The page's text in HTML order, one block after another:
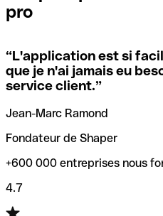
locales.
Si vous n'êtes pas sûr du
utiliser, nous avons
codes SWIFT par nom de
vérification/recherche de
trouver et vérifier vos codes
transferts d’argent.
pro
“L'application est si
que je n'ai jamais eu
service client.”
Jean-Marc Ramond
Fondateur de Shaper
+600 000 entreprises nous
4.7